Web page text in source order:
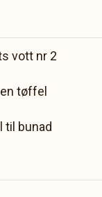
vott nr 2
tøffel
til bunad